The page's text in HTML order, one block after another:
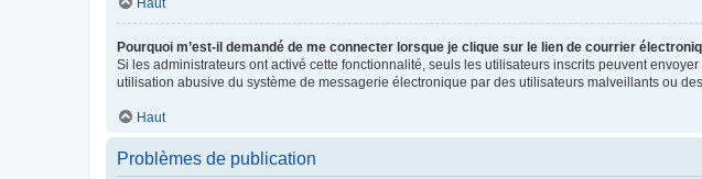
Pourquoi m’est-il demandé de me connecter lorsque je clique sur le lien de courrier
Si les administrateurs ont activé cette fonctionnalité, seuls les utilisateurs inscrits peuvent
utilisation abusive du système de messagerie électronique par des utilisateurs malveillants ou
Haut
Problèmes de publication